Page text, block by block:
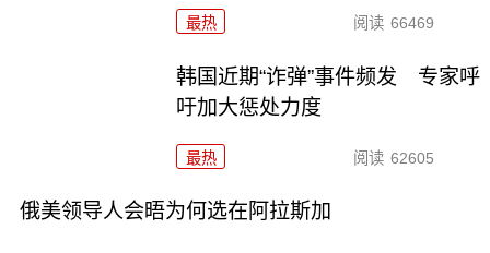
最热 阅读 66469
韩国近期“诈弹”事件频发 专家呼
吁加大惩处力度
最热 阅读 62605
俄美领导人会晤为何选在阿拉斯加